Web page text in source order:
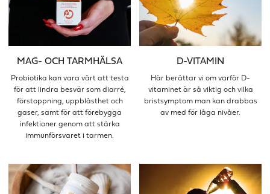
MAG- OCH TARMHÄLSA
Probiotika kan vara värt att testa
för att lindra besvär som diarré,
förstoppning, uppblåsthet och
gaser, samt för att förebygga
infektioner genom att stärka
immunförsvaret i tarmen.
D-VITAMIN
Här berättar vi om varför D-
vitaminet är så viktig och vilka
bristsymptom man kan drabbas
av med för låga nivåer.